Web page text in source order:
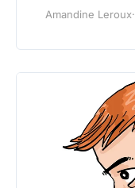
Amandine Leroux·